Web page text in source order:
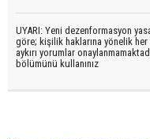
UYARI: Yeni dezenformasyon
göre; kişilik haklarına yönelik
aykırı yorumlar
bölümünü kullanınız